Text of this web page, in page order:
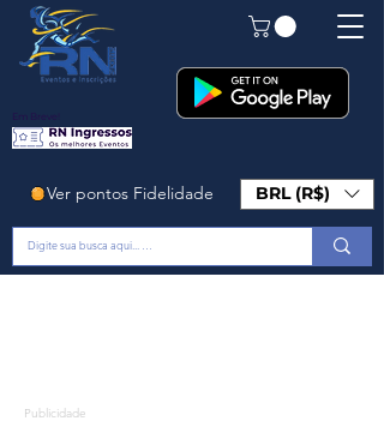
Em Breve!
Ver pontos Fidelidade BRL (R$)
Publicidade